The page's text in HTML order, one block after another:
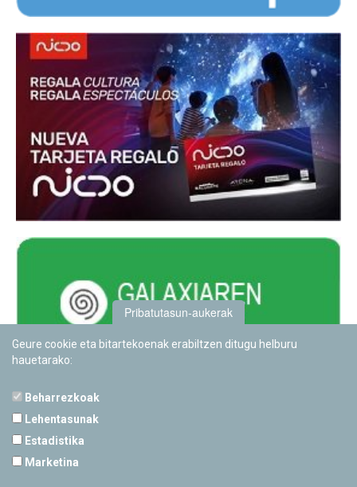
Pribatutasun-aukerak
Geure cookie eta bitartekoenak erabiltzen ditugu helburu
hauetarako:
Beharrezkoak
Lehentasunak
Estadistika
Marketina